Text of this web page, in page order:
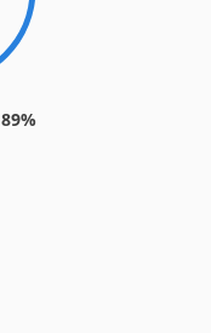
89%